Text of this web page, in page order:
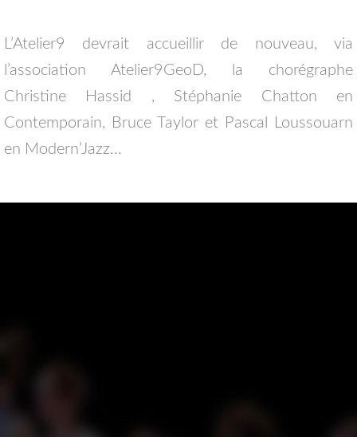
L’Atelier9 devrait accueillir de nouveau, via
l’association Atelier9GeoD, la chorégraphe
Christine Hassid , Stéphanie Chatton en
Contemporain, Bruce Taylor et Pascal Loussouarn
en Modern’Jazz...